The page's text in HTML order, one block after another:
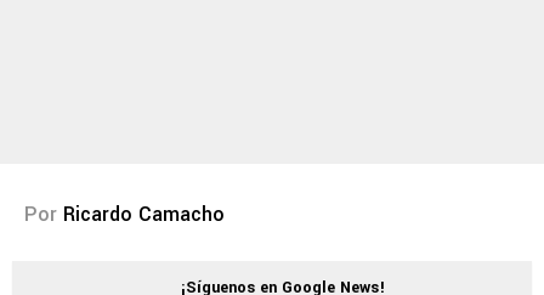
Por Ricardo Camacho
¡Síguenos en Google News!